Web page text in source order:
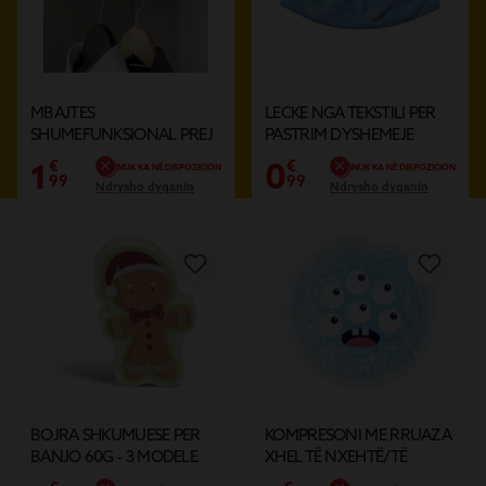
K SE
1€, 2€, 3€!
MBAJTES
SHUMEFUNKSIONAL PREJ
HEKURI 26,5X1,5X7 E ZEZE
1 €
99
NUK KA NË DISPOZICION
LECKE NGA TEKSTILI PER
PASTRIM DYSHEMEJE
0€
99
NUK KA NË DISPOZICION
BOJRA SHKUMUESE PER
BANJO 60G - 3 MODELE
KOMPRESONI ME RRUAZA
XHEL TË NXEHTË/TË
FTOHTË